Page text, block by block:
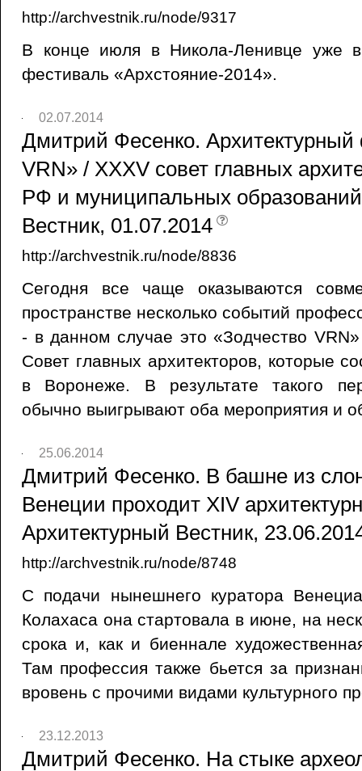
http://archvestnik.ru/node/9317
В конце июля в Никола-Ленивце уже
фестиваль «Архстояние-2014».
02.07.2014
Дмитрий Фесенко.
VRN» / XXXV совет главных
РФ и муниципальных
Вестник, 01.07.2014
http://archvestnik.ru/node/8836
Сегодня все чаще оказываются
пространстве несколько событий
- в данном случае это «Зодчество
Совет главных архитекторов, которые
в Воронеже. В результате такого
обычно выигрывают оба мероприятия и
25.06.2014
Дмитрий Фесенко. В башне из
Венеции проходит XIV
Архитектурный Вестник,
http://archvestnik.ru/node/8748
С подачи нынешнего куратора
Колахаса она стартовала в июне, на
срока и, как и биеннале
Там профессия также бьется за
вровень с прочими видами культурного
23.12.2013
Дмитрий Фесенко. На стыке